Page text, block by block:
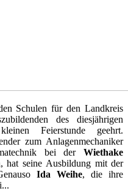
Schulen für den Landkreis
des diesjährigen
Feierstunde geehrt.
zum Anlagenmechaniker
bei der Wiethake
, hat seine Ausbildung mit der
Ida Weihe, die ihre